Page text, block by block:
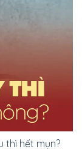
thì hết mụn?